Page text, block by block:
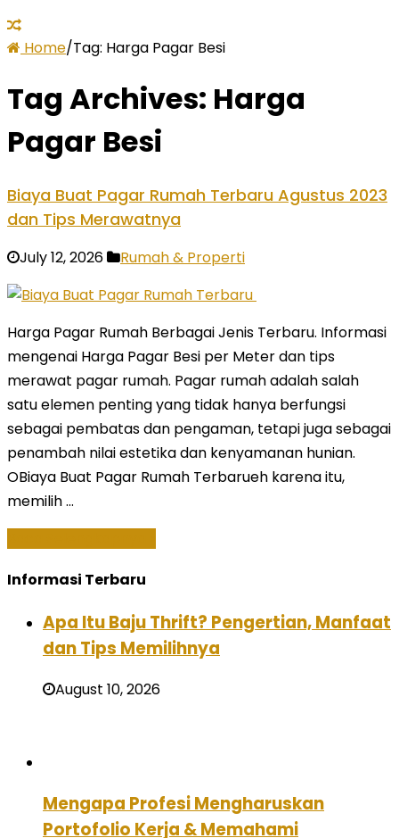
Home/Tag: Harga Pagar Besi
Tag Archives: Harga
Pagar Besi
Biaya Buat Pagar Rumah Terbaru Agustus 2023
dan Tips Merawatnya
July 12, 2026 Rumah & Properti
Harga Pagar Rumah Berbagai Jenis Terbaru. Informasi
mengenai Harga Pagar Besi per Meter dan tips
merawat pagar rumah. Pagar rumah adalah salah
satu elemen penting yang tidak hanya berfungsi
sebagai pembatas dan pengaman, tetapi juga sebagai
penambah nilai estetika dan kenyamanan hunian.
OBiaya Buat Pagar Rumah Terbarueh karena itu,
memilih …
Informasi Terbaru
Apa Itu Baju Thrift? Pengertian, Manfaat
dan Tips Memilihnya
August 10, 2026
Mengapa Profesi Mengharuskan
Portofolio Kerja & Memahami